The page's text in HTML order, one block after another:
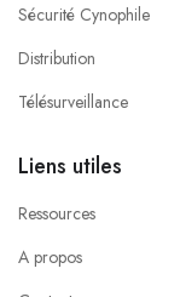
Sécurité Cynophile
Distribution
Télésurveillance
Liens utiles
Ressources
A propos